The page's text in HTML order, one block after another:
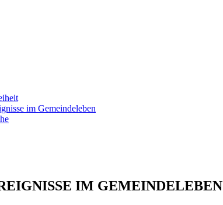
im Gemeindeleben
IM GEMEINDELEBEN